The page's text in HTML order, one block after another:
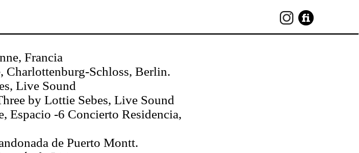
Francia
Charlottenburg-Schloss, Berlin.
Live Sound
by Lottie Sebes, Live Sound
Espacio -6 Concierto Residencia,
de Puerto Montt.